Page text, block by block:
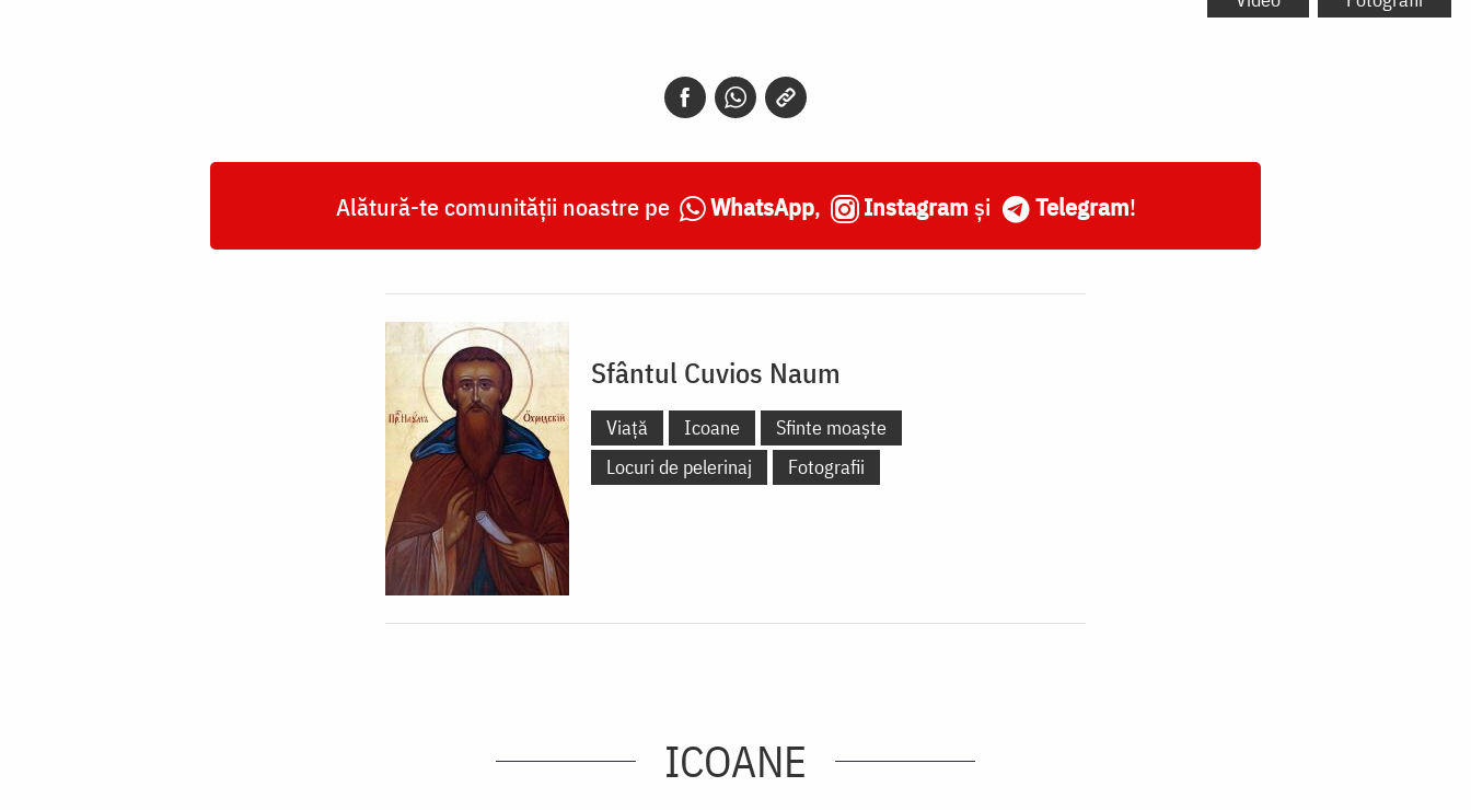
Alătură-te comunității noastre pe WhatsApp, Instagram și Telegram!
Sfântul Cuvios Naum
Viață Icoane
Sfinte moaște
Locuri de pelerinaj
Fotografii
ICOANE